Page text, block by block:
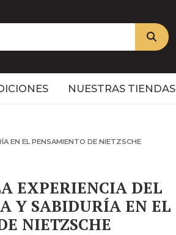
NUESTRAS TIENDAS
EN EL PENSAMIENTO DE NIETZSCHE
EXPERIENCIA DEL
Y SABIDURÍA EN EL
NIETZSCHE